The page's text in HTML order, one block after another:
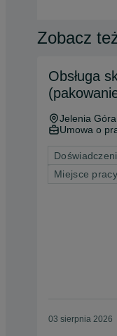
Zobacz
Obsługa
Jelenia Góra
Umowa o
Miejsce
03 sierpnia 2026